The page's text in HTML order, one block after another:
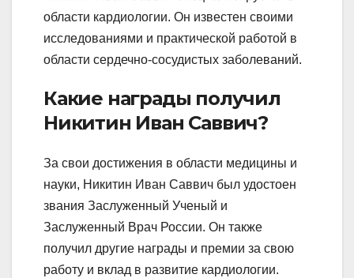
области кардиологии. Он известен своими
исследованиями и практической работой в
области сердечно-сосудистых заболеваний.
Какие награды получил
Никитин Иван Саввич?
За свои достижения в области медицины и
науки, Никитин Иван Саввич был удостоен
звания Заслуженный Ученый и
Заслуженный Врач России. Он также
получил другие награды и премии за свою
работу и вклад в развитие кардиологии.